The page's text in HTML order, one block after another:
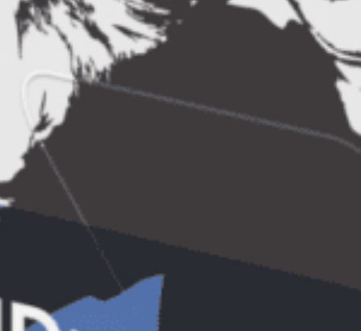
Oana Mihailescueste coach in formare
Noble Manhattan, trainer acredidat CNFPA,
pasionata de comunicare, incredere in sine,
inteligenta emotionala, lucrul cu emotiile.
Motto-ul ei este „fii o femeie activa, implinita si
fericita traind o viata echilibrata”. Detalii
despre Oana gasiti pe
blogul ei.
Loc, data:
sediul British Council Bucuresti
Dorobantilor nr. 14, vizavi de ASE-
rugam sa veniti din timp (15-20 minute
inainte). Intalnirea dureaza maxim o ora si
45 de minute.